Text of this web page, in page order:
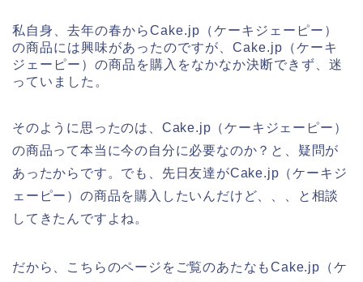
私自身、去年の春からCake.jp（ケーキジェーピー）
の商品には興味があったのですが、Cake.jp（ケーキ
ジェーピー）の商品を購入をなかなか決断できず、迷
っていました。
そのように思ったのは、Cake.jp（ケーキジェーピー）
の商品って本当に今の自分に必要なのか？と、疑問が
あったからです。でも、先日友達がCake.jp（ケーキジ
ェーピー）の商品を購入したいんだけど、、、と相談
してきたんですよね。
だから、こちらのページをご覧のあたなもCake.jp（ケ